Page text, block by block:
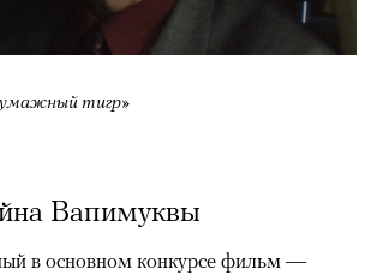
тигр»
Вапимуквы
в основном конкурсе фильм —